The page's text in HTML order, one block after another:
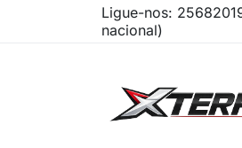
Ligue-nos:
nacional)